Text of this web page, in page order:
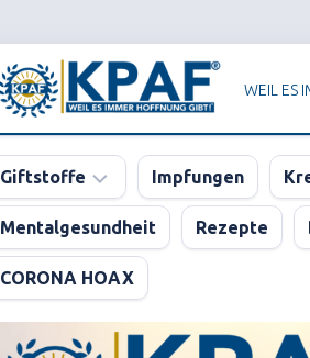
WEIL ES
Giftstoffe
Pharma
Impfungen
Mentalgesundheit Rezepte
CORONA HOAX